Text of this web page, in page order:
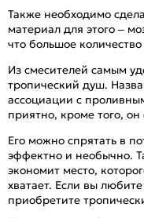
Также необходимо
материал для этого –
что большое
Из смесителей самым
тропический душ.
ассоциации с
приятно, кроме того,
Его можно спрятать в
эффектно и необычно.
экономит место,
хватает. Если вы
приобретите